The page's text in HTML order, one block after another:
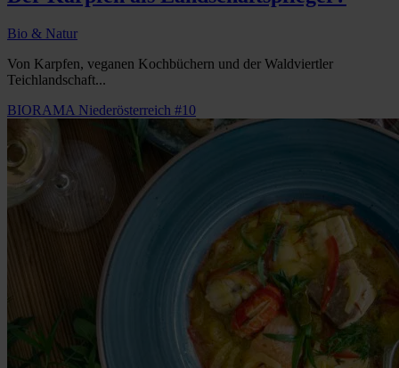
Bio & Natur
Von Karpfen, veganen Kochbüchern und der Waldviertler
Teichlandschaft...
BIORAMA Niederösterreich #10